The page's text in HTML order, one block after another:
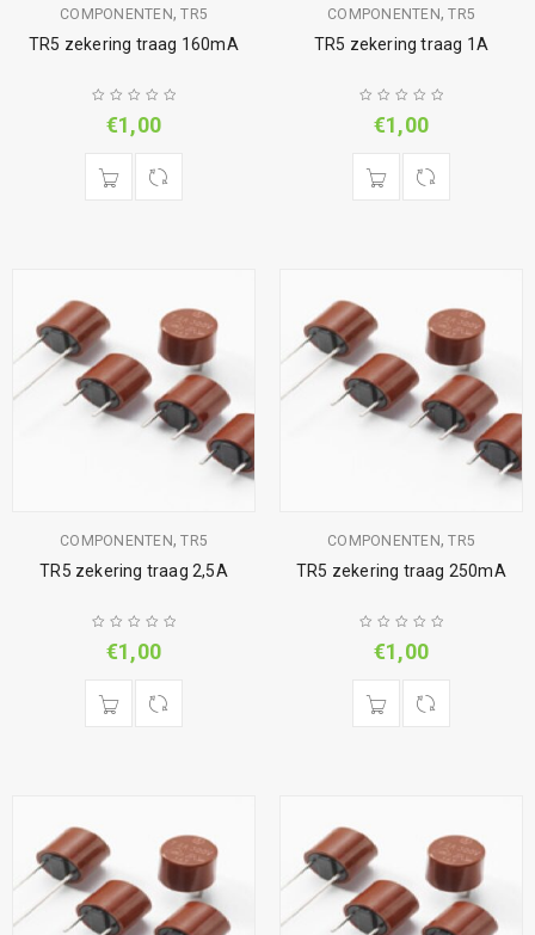
COMPONENTEN,TR5
TR5 zekering traag 160mA
€1,00
COMPONENTEN,TR5
TR5 zekering traag 1A
€1,00
COMPONENTEN,TR5
TR5 zekering traag 2,5A
€1,00
COMPONENTEN,TR5
TR5 zekering traag 250mA
€1,00